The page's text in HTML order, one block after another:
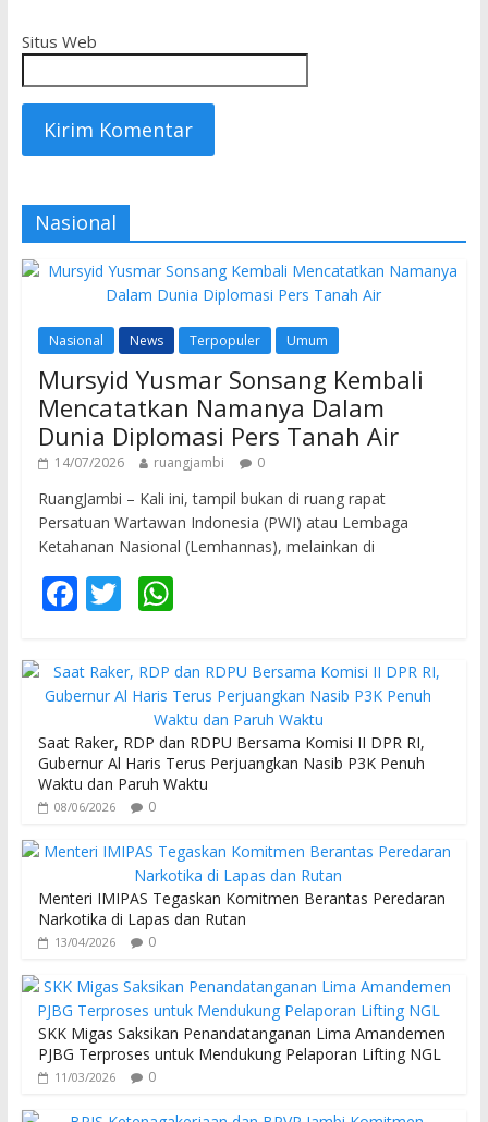
Situs Web
Nasional
Nasional News Terpopuler Umum
Mursyid Yusmar Sonsang Kembali
Mencatatkan Namanya Dalam
Dunia Diplomasi Pers Tanah Air
14/07/2026 ruangjambi 0
RuangJambi – Kali ini, tampil bukan di ruang rapat
Persatuan Wartawan Indonesia (PWI) atau Lembaga
Ketahanan Nasional (Lemhannas), melainkan di
F
e
b
o
o
k
T
itt
er
W
at
s
A
p
p
Saat Raker, RDP dan RDPU Bersama Komisi II DPR RI,
Gubernur Al Haris Terus Perjuangkan Nasib P3K Penuh
Waktu dan Paruh Waktu
08/06/2026 0
Menteri IMIPAS Tegaskan Komitmen Berantas Peredaran
Narkotika di Lapas dan Rutan
13/04/2026 0
SKK Migas Saksikan Penandatanganan Lima Amandemen
PJBG Terproses untuk Mendukung Pelaporan Lifting NGL
11/03/2026 0